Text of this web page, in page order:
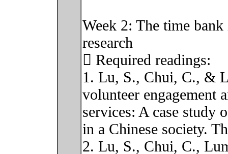
Week 2: The time
research
 Required readings:
1. Lu, S., Chui, C., &
volunteer engagement
services: A case study
in a Chinese society.
2. Lu, S., Chui, C.,